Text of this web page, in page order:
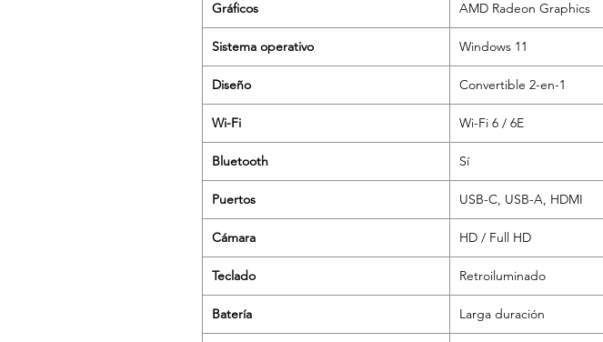
Gráficos AMD Radeon Graphics
Sistema operativo Windows 11
Diseño Convertible 2-en-1
Wi-Fi Wi-Fi 6 / 6E
Bluetooth Sí
Puertos USB-C, USB-A, HDMI
Cámara HD / Full HD
Teclado Retroiluminado
Batería Larga duración